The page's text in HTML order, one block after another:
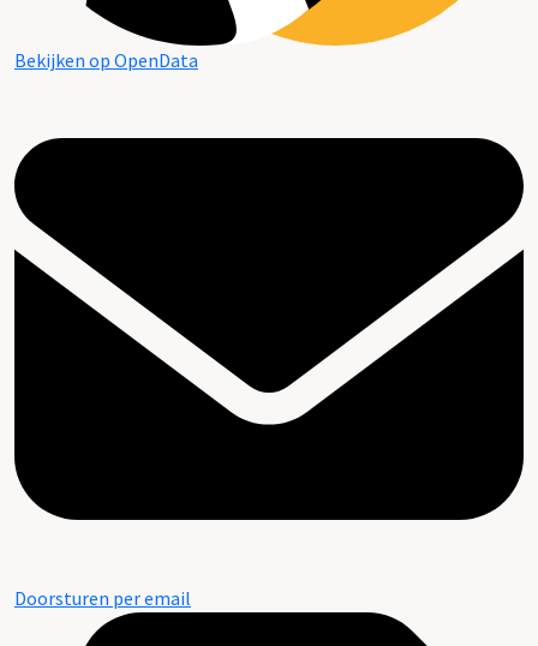
Bekijken op OpenData
Doorsturen per email